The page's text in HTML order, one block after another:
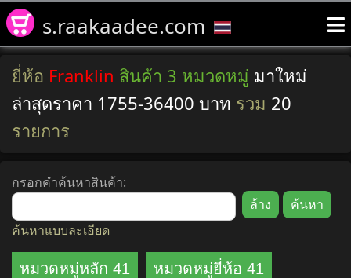
s.raakaadee.com
ยี่ห้อ Franklin สินค้า 3 หมวดหมู่ มาใหม่
ล่าสุดราคา 1755-36400 บาท รวม 20
รายการ
กรอกคำค้นหาสินค้า:
ค้นหาแบบละเอียด
หมวดหมู่หลัก 41 หมวดหมู่ยี่ห้อ 41